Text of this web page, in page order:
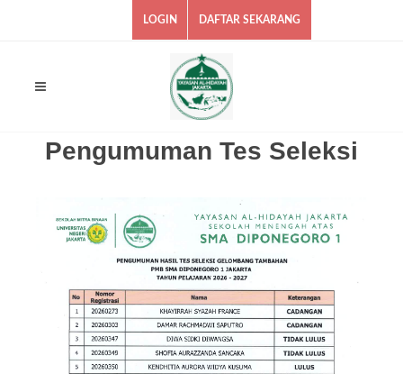
LOGIN DAFTAR SEKARANG
Pengumuman Tes Seleksi